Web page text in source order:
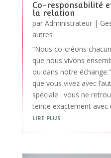
Co-responsabilité
la relation
par Administrateur|
autres
“Nous co-créons
que nous vivons
ou dans notre
que vous vivez avec
spéciale : vous ne
teinte exactement avec
lire plus